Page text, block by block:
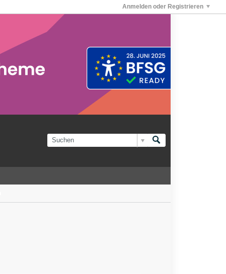
Anmelden oder Registrieren